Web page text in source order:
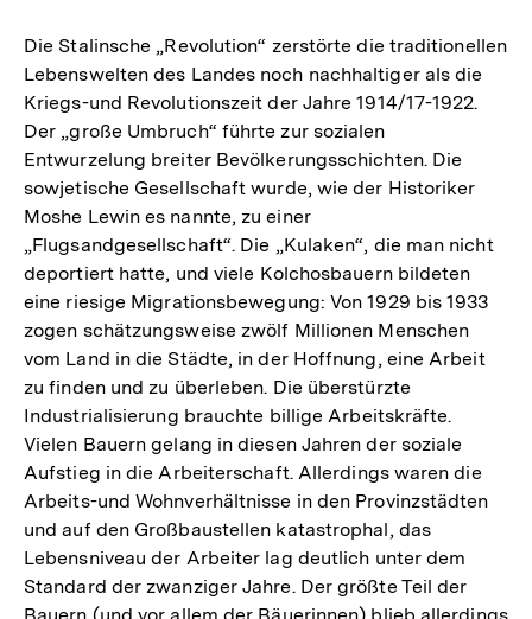
Die Stalinsche „Revolution“ zerstörte die traditionellen
Lebenswelten des Landes noch nachhaltiger als die
Kriegs-und Revolutionszeit der Jahre 1914/17-1922.
Der „große Umbruch“ führte zur sozialen
Entwurzelung breiter Bevölkerungsschichten. Die
sowjetische Gesellschaft wurde, wie der Historiker
Moshe Lewin es nannte, zu einer
„Flugsandgesellschaft“. Die „Kulaken“, die man nicht
deportiert hatte, und viele Kolchosbauern bildeten
eine riesige Migrationsbewegung: Von 1929 bis 1933
zogen schätzungsweise zwölf Millionen Menschen
vom Land in die Städte, in der Hoffnung, eine Arbeit
zu finden und zu überleben. Die überstürzte
Industrialisierung brauchte billige Arbeitskräfte.
Vielen Bauern gelang in diesen Jahren der soziale
Aufstieg in die Arbeiterschaft. Allerdings waren die
Arbeits-und Wohnverhältnisse in den Provinzstädten
und auf den Großbaustellen katastrophal, das
Lebensniveau der Arbeiter lag deutlich unter dem
Standard der zwanziger Jahre. Der größte Teil der
Bauern (und vor allem der Bäuerinnen) blieb allerdings